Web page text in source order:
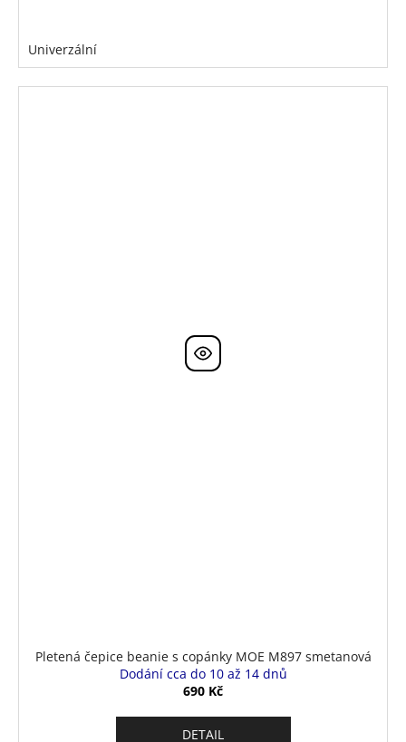
Univerzální
Pletená čepice beanie s copánky MOE M897 smetanová
Dodání cca do 10 až 14 dnů
690 Kč
DETAIL